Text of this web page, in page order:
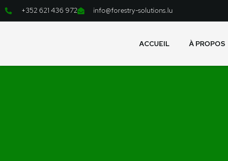
Aller
+352 621 436 972 info@forestry-solutions.lu
ACCUEIL À PROPOS